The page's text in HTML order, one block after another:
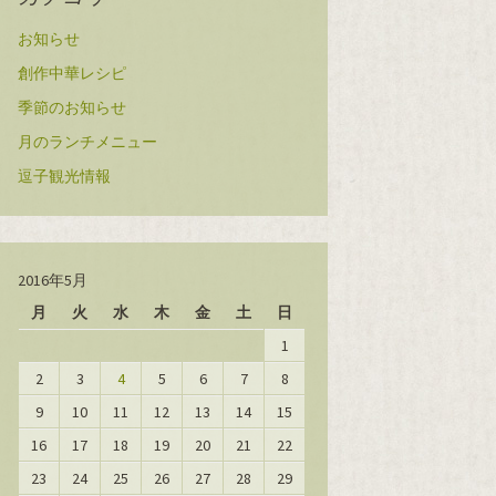
お知らせ
創作中華レシピ
季節のお知らせ
月のランチメニュー
逗子観光情報
2016年5月
月
火 水 木 金 土
日
1
2
3 4 5 6 7
8
9
10 11 12 13 14
15
16
17 18 19 20 21
22
23
24 25 26 27 28 29